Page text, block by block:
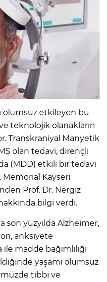
olumsuz etkileyen bu
teknolojik olanakların
Transkraniyal Manyetik
olan tedavi, dirençli
(MDD) etkili bir tedavi
Memorial Kayseri
Prof. Dr. Nergiz
bilgi verdi.
son yüzyılda Alzheimer,
anksiyete
madde bağımlılığı
yaşamı olumsuz
tıbbi ve